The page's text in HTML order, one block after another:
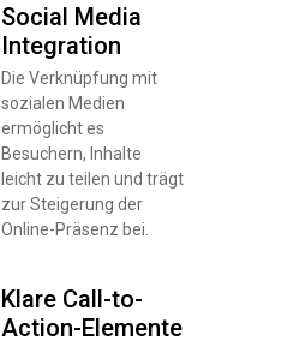
Social Media
Integration
Die Verknüpfung mit
sozialen Medien
ermöglicht es
Besuchern, Inhalte
leicht zu teilen und trägt
zur Steigerung der
Online-Präsenz bei.
Klare Call-to-
Action-Elemente